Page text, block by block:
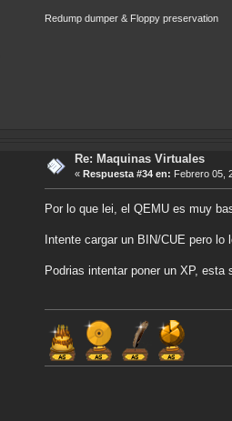
Redump dumper & Floppy preservation
Re: Maquinas Virtuales
« Respuesta #34 en: Febrero 05,
Por lo que lei, el QEMU es muy
Intente cargar un BIN/CUE pero lo
Podrias intentar poner un XP, esta